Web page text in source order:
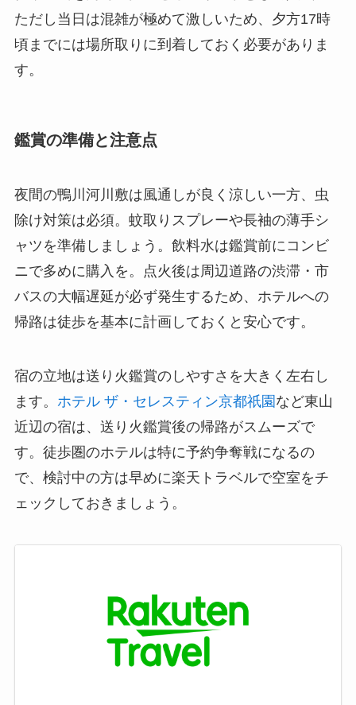
ただし当日は混雑が極めて激しいため、夕方17時
頃までには場所取りに到着しておく必要がありま
す。
鑑賞の準備と注意点
夜間の鴨川河川敷は風通しが良く涼しい一方、虫
除け対策は必須。蚊取りスプレーや長袖の薄手シ
ャツを準備しましょう。飲料水は鑑賞前にコンビ
ニで多めに購入を。点火後は周辺道路の渋滞・市
バスの大幅遅延が必ず発生するため、ホテルへの
帰路は徒歩を基本に計画しておくと安心です。
宿の立地は送り火鑑賞のしやすさを大きく左右し
ます。 ホテル ザ・セレスティン京都祇園など東山
近辺の宿は、送り火鑑賞後の帰路がスムーズで
す。徒歩圏のホテルは特に予約争奪戦になるの
で、検討中の方は早めに楽天トラベルで空室をチ
ェックしておきましょう。